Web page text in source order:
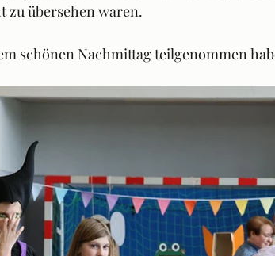
zu übersehen waren.
schönen Nachmittag teilgenommen